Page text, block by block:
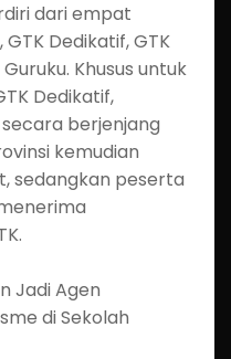
dari empat
Dedikatif, GTK
Khusus untuk
Dedikatif,
berjenjang
kemudian
sedangkan peserta
Jadi Agen
di Sekolah